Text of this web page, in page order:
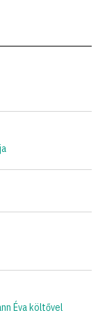
Éva költővel